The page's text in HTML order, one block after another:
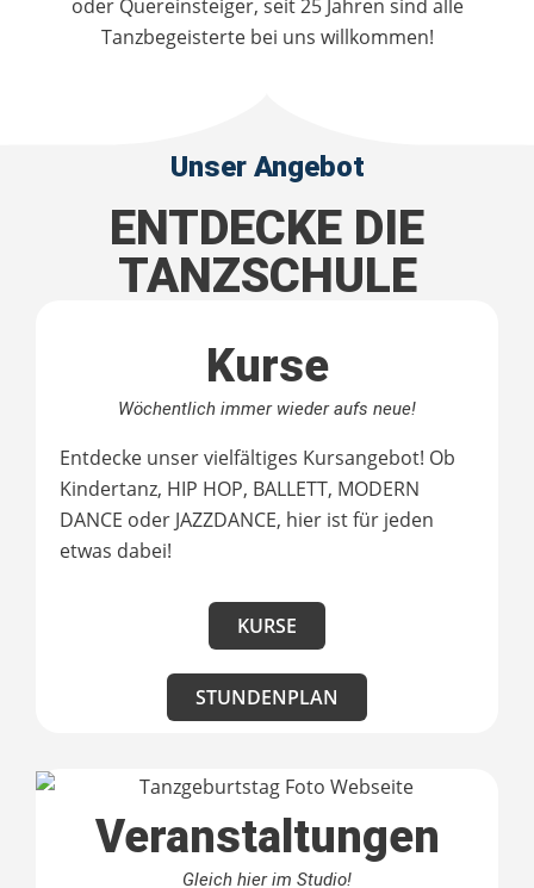
oder Quereinsteiger, seit 25 Jahren sind alle
Tanzbegeisterte bei uns willkommen!
Unser Angebot
ENTDECKE DIE
TANZSCHULE
Kurse
Wöchentlich immer wieder aufs neue!
Entdecke unser vielfältiges Kursangebot! Ob
Kindertanz, HIP HOP, BALLETT, MODERN
DANCE oder JAZZDANCE, hier ist für jeden
etwas dabei!
KURSE
STUNDENPLAN
Veranstaltungen
Gleich hier im Studio!